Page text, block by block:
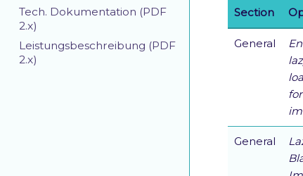
Tech. Dokumentation (PDF
2.x)
Leistungsbeschreibung (PDF
2.x)
Section
General
for
General